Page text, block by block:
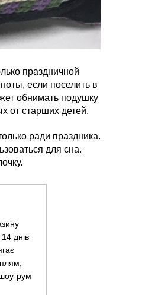
праздничной
если поселить в
обнимать подушку
от старших детей.
ради праздника.
для сна.
днів
рум